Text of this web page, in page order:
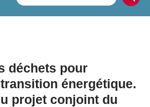
déchets pour
énergétique.
projet conjoint du